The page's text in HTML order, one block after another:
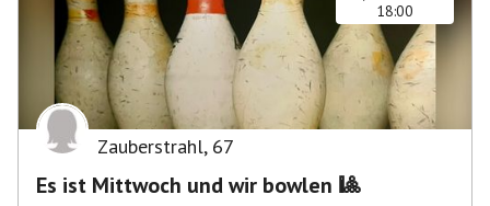
18:00
Zauberstrahl, 67
Es ist Mittwoch und wir bowlen 🎱